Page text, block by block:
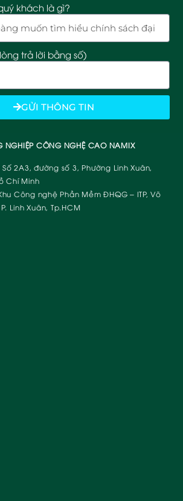
khách là gì?
lòng trả lời bằng số)
GỬI THÔNG TIN
NGHIỆP CÔNG NGHỆ CAO NAMIX
Số 2A3, đường số 3, Phường Linh Xuân,
Chí Minh
Công nghệ Phần Mềm ĐHQG – ITP, Võ
Linh Xuân, Tp.HCM